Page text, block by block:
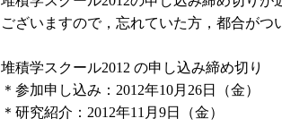
ございますので，忘れていた方，都合がつ
堆積学スクール2012 の申し込み締め切り
＊参加申し込み：2012年10月26日（金）
＊研究紹介：2012年11月9日（金）